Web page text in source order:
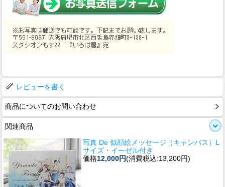
レビューを書く
商品についてのお問い合わせ
関連商品
写真 De 似顔絵メッセージ（キャンバス）L
サイズ・イーゼル付き
価格12,000円(消費税込:13,200円)